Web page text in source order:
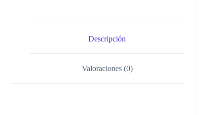
Descripción
Valoraciones (0)